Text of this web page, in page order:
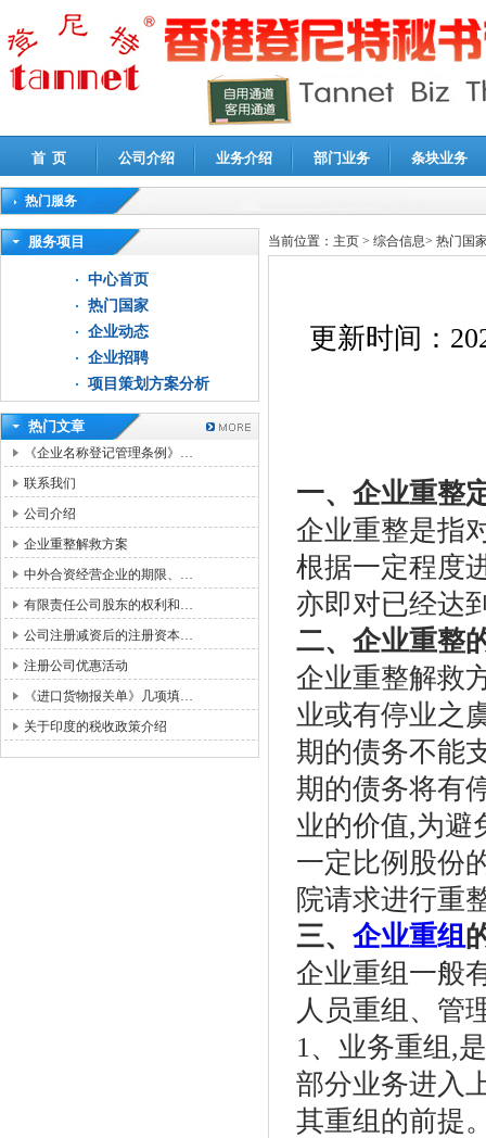
首 页 公司介绍 业务介绍 部门业务 条块业务
热门服务
高新技术企业认定审计|企业所得税汇算清缴申报鉴证
服务项目
中心首页
热门国家
企业动态
企业招聘
项目策划方案分析
热门文章
《企业名称登记管理条例》…
联系我们
公司介绍
企业重整解救方案
中外合资经营企业的期限、…
有限责任公司股东的权利和…
公司注册减资后的注册资本…
注册公司优惠活动
《进口货物报关单》几项填…
关于印度的税收政策介绍
当前位置： 主页 > 综合信息> 热门国
更新时间：
一、企业重整
企业重整是指
根据一定程度
亦即对已经达
二、企业重整
企业重整解救
业或有停业之
期的债务不能
期的债务将有
业的价值,为避
一定比例股份
院请求进行重
三、 企业重组
企业重组一般
人员重组、管
1、业务重组,
部分业务进入
其重组的前提